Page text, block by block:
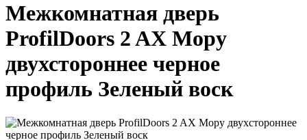
Межкомнатная дверь
ProfilDoors 2 AX Мору
двухстороннее черное
профиль Зеленый воск